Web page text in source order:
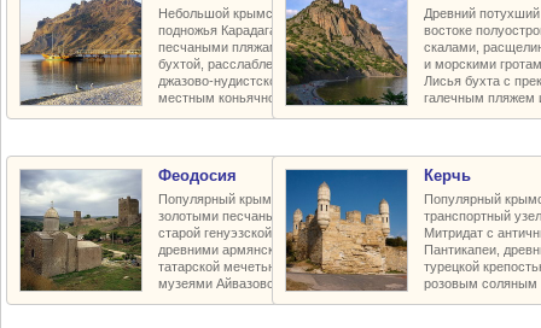
Небольшой крымский курорт у
подножья Карадага с прекрасными
песчаными пляжами, живописной
бухтой, расслабленной богемной
джазово-нудистской атмосферой и
местным коньячно-винным заводом
Древний
востоке
скалами,
и морскими
Лисья бухта с
галечным пляжем
Феодосия
Популярный крымский курорт с
золотыми песчаными пляжами,
старой генуэзской крепостью Кафы,
древними армянскими храмами,
татарской мечетью и баней-хамам,
музеями Айвазовского и Грина
Керчь
Популярный
транспортный
Митридат с
Пантикапеи,
турецкой
розовым соляным